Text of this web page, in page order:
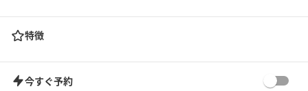
特徴
今すぐ予約